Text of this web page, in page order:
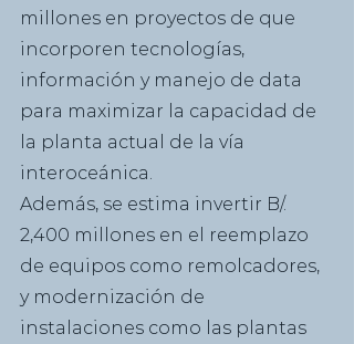
millones en proyectos de que
incorporen tecnologías,
información y manejo de data
para maximizar la capacidad de
la planta actual de la vía
interoceánica.
Además, se estima invertir B/.
2,400 millones en el reemplazo
de equipos como remolcadores,
y modernización de
instalaciones como las plantas